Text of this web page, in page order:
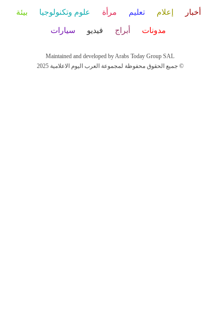
أخبار إعلام تعليم مرأة علوم وتكنولوجيا بيئة
مدونات أبراج فيديو سيارات
Maintained and developed by Arabs Today Group SAL
جميع الحقوق محفوظة لمجموعة العرب اليوم الاعلامية 2025 ©